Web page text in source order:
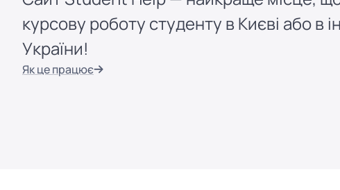
курсову роботу студенту в Києві або в
України!
Як це працює